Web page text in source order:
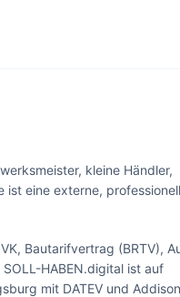
kleine Händler,
ist eine externe,
Bautarifvertrag (BRTV),
HABEN.digital ist auf
mit DATEV und